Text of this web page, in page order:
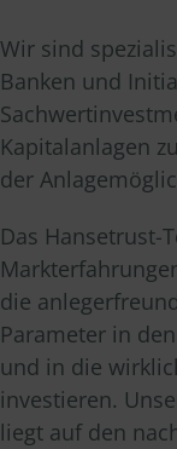
Wir sind
Banken und
Kapitalanlagen
der
Das Hansetrust-
die
Parameter in
und in die
investieren.
liegt auf den